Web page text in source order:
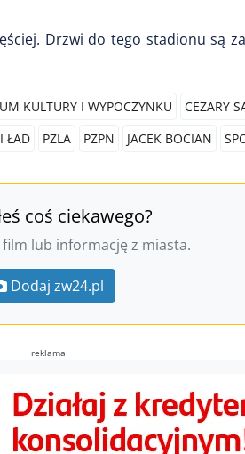
Drzwi do tego stadionu są
KULTURY I WYPOCZYNKU CEZARY
ŁAD PZLA PZPN JACEK BOCIAN
coś ciekawego?
lub informację z miasta.
Dodaj zw24.pl
reklama